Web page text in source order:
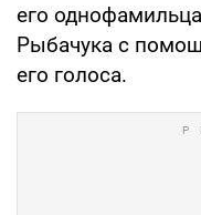
его
Рыбачука с
его голоса.